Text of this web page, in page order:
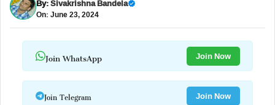
On: June 23, 2024
Join WhatsApp Join Now
Join Telegram Join Now